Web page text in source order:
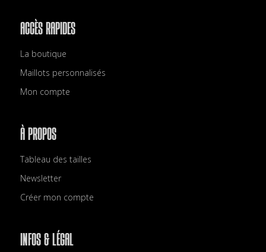
ACCÈS RAPIDES
La boutique
Maillots personnalisés
Mon compte
À PROPOS
Tableau des tailles
Newsletter
Créer mon compte
INFOS & LÉGAL